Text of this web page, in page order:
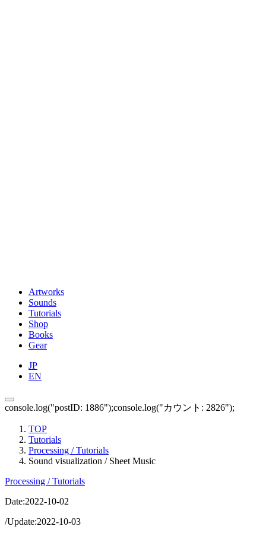
Artworks
Sounds
Tutorials
Shop
Books
Gear
JP
EN
console.log("postID: 1886");console.log("カウント: 2826");
TOP
Tutorials
Processing / Tutorials
Sound visualization / Sheet Music
Processing / Tutorials
Date:2022-10-02
/Update:2022-10-03